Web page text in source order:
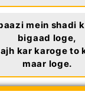
mein shadi
bigaad loge,
kar karoge to
maar loge.